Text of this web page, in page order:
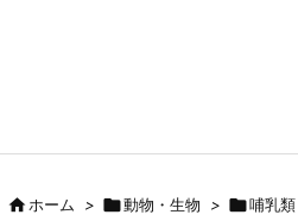
ホーム > 動物・生物 > 哺乳類